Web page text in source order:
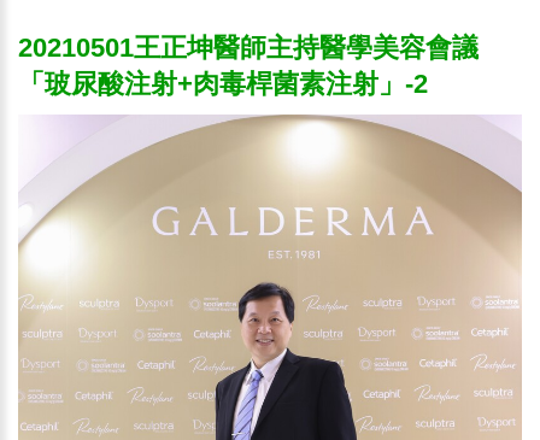
20210501王正坤醫師主持醫學美容會議
「玻尿酸注射+肉毒桿菌素注射」-2